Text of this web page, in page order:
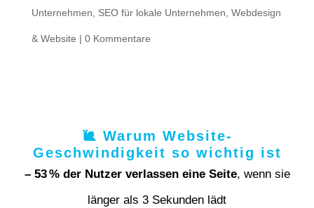
Unternehmen SEO für lokale Unternehmen Webdesign
& Website | 0 Kommentare
🐌 Warum Website-
Geschwindigkeit so wichtig ist
– 53 % der Nutzer verlassen eine Seite, wenn sie
länger als 3 Sekunden lädt